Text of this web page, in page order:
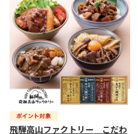
飛騨高山ファクトリー こだわ